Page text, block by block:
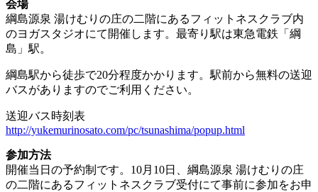
会場
綱島源泉 湯けむりの庄の二階にあるフィットネスクラブ内
のヨガスタジオにて開催します。最寄り駅は東急電鉄「綱
島」駅。
綱島駅から徒歩で20分程度かかります。駅前から無料の送迎
バスがありますのでご利用ください。
送迎バス時刻表
http://yukemurinosato.com/pc/tsunashima/popup.html
参加方法
開催当日の予約制です。10月10日、綱島源泉 湯けむりの庄
の二階にあるフィットネスクラブ受付にて事前に参加をお申